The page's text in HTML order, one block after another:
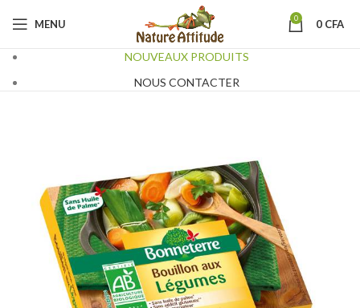
MENU 0 0 CFA
NOUVEAUX PRODUITS
NOUS CONTACTER